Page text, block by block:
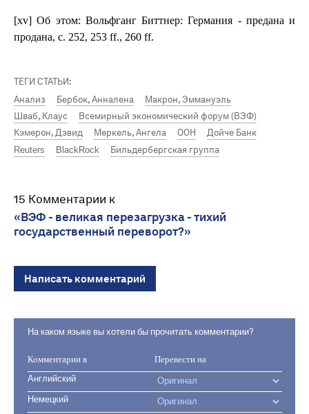
[xv] Об этом: Вольфганг Биттнер: Германия - предана и
продана, с. 252, 253 ff., 260 ff.
ТЕГИ СТАТЬИ:
Анализ
Бербок, Анналена
Макрон, Эммануэль
Шваб, Клаус
Всемирный экономический форум (ВЭФ)
Кэмерон, Дэвид
Меркель, Ангела ООН
Дойче Банк
Reuters
BlackRock Бильдербергская группа
15 Комментарии к
«ВЭФ - великая перезагрузка - тихий
государственный переворот?»
Написать комментарий
На каком языке вы хотели бы прочитать комментарии?
Комментарии в Перевести на
Английский
Немецкий